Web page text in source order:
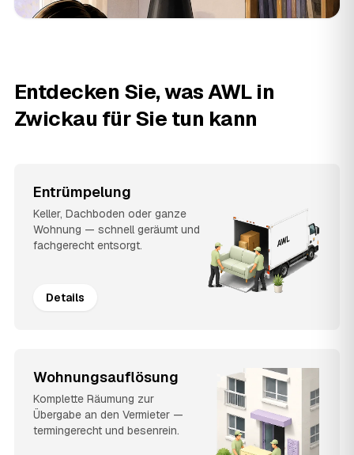
Entdecken Sie, was AWL in
Zwickau für Sie tun kann
Entrümpelung
Keller, Dachboden oder ganze
Wohnung — schnell geräumt und
fachgerecht entsorgt.
Details
Wohnungsauflösung
Komplette Räumung zur
Übergabe an den Vermieter —
termingerecht und besenrein.